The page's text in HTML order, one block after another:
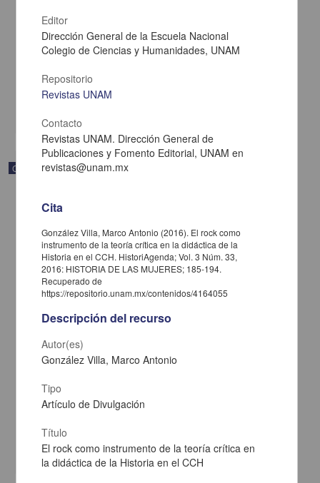
Carta de Zeferino Pérez, el general Antonio Rábago se encuentra
en la ranchería de Samalayuca
[sin fecha]
Multidisciplina
Correspondencia postal
informa se irá a la costa por prescripción médica
Maytorena, José María
Multidisciplina
Editor
Dirección General de la Escuela Nacional
Colegio de Ciencias y Humanidades, UNAM
Repositorio
Revistas UNAM
Contacto
Revistas UNAM. Dirección General de
Publicaciones y Fomento Editorial, UNAM en
revistas@unam.mx
Cita
González Villa, Marco Antonio (2016). El rock como
instrumento de la teoría crítica en la didáctica de la
Historia en el CCH. HistoriAgenda; Vol. 3 Núm. 33,
2016: HISTORIA DE LAS MUJERES; 185-194.
Recuperado de
https://repositorio.unam.mx/contenidos/4164055
Descripción del recurso
Autor(es)
González Villa, Marco Antonio
Tipo
Artículo de Divulgación
Título
El rock como instrumento de la teoría crítica en
la didáctica de la Historia en el CCH